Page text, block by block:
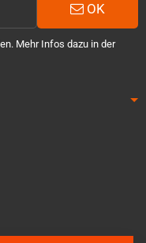
OK
Mehr Infos dazu in der